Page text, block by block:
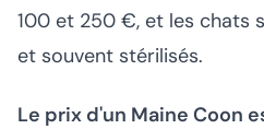
100 et 250 €, et les chats
et souvent stérilisés.
Le prix d'un Maine Coon